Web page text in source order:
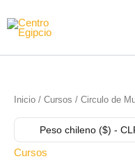
contenido
Inicio / Cursos / Circulo de
Peso chileno ($) -
Cursos
cantidad